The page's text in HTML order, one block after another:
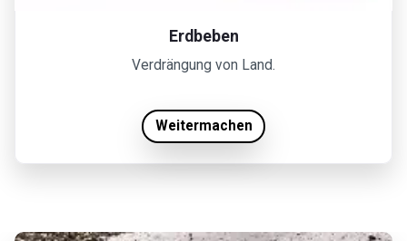
Erdbeben
Verdrängung von Land.
Weitermachen